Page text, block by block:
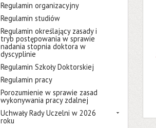
Regulamin organizacyjny
Regulamin studiów
Regulamin określający zasady i
tryb postępowania w sprawie
nadania stopnia doktora w
dyscyplinie
Regulamin Szkoły Doktorskiej
Regulamin pracy
Porozumienie w sprawie zasad
wykonywania pracy zdalnej
Uchwały Rady Uczelni w 2026
roku